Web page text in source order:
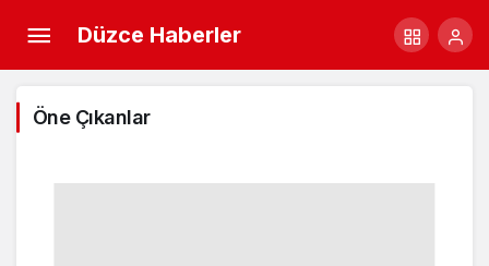
Düzce Haberler
Öne Çıkanlar